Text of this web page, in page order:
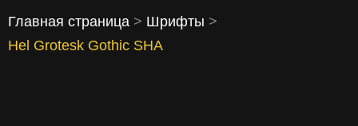
Главная страница > Шрифты >
Hel Grotesk Gothic SHA